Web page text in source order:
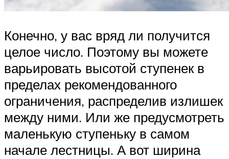
Конечно, у вас вряд ли получится
целое число. Поэтому вы можете
варьировать высотой ступенек в
пределах рекомендованного
ограничения, распределив излишек
между ними. Или же предусмотреть
маленькую ступеньку в самом
начале лестницы. А вот ширина